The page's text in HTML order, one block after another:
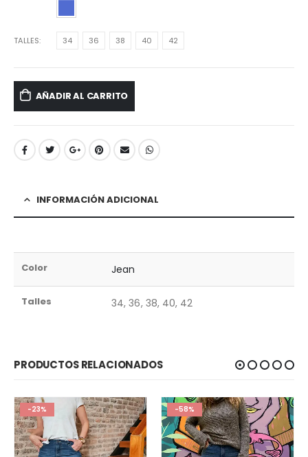
TALLES 34 36 38 40 42
AÑADIR AL CARRITO
INFORMACIÓN ADICIONAL
Color Jean
Talles 34, 36, 38, 40, 42
PRODUCTOS RELACIONADOS
-23% -58%